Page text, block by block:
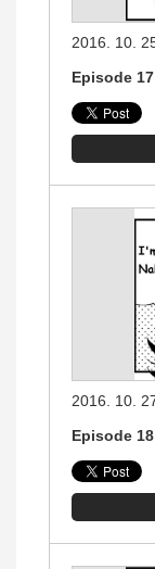
2016. 10.
Episode 17
2016. 10.
Episode